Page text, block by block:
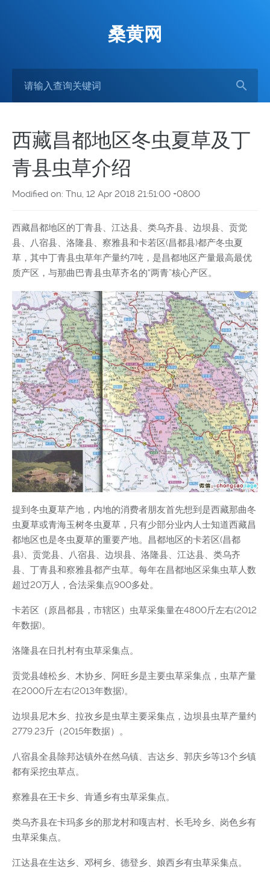
桑黄网
西藏昌都地区冬虫夏草及丁
青县虫草介绍
Modified on: Thu, 12 Apr 2018 21:51:00 +0800
西藏昌都地区的丁青县、江达县、类乌齐县、边坝县、贡觉
县、八宿县、洛隆县、察雅县和卡若区(昌都县)都产冬虫夏
草，其中丁青县虫草年产量约7吨，是昌都地区产量最高最优
质产区，与那曲巴青县虫草齐名的“两青”核心产区。
提到冬虫夏草产地，内地的消费者朋友首先想到是西藏那曲冬
虫夏草或青海玉树冬虫夏草，只有少部分业内人士知道西藏昌
都地区也是冬虫夏草的重要产地。昌都地区的卡若区(昌都
县)、贡觉县、八宿县、边坝县、洛隆县、江达县、类乌齐
县、丁青县和察雅县都产虫草。每年在昌都地区采集虫草人数
超过20万人，合法采集点900多处。
卡若区（原昌都县，市辖区）虫草采集量在4800斤左右(2012
年数据)。
洛隆县在日扎村有虫草采集点。
贡觉县雄松乡、木协乡、阿旺乡是主要虫草采集点，虫草产量
在2000斤左右(2013年数据)。
边坝县尼木乡、拉孜乡是虫草主要采集点，边坝县虫草产量约
2779.23斤（2015年数据）。
八宿县全县除邦达镇外在然乌镇、吉达乡、郭庆乡等13个乡镇
都有采挖虫草点。
察雅县在王卡乡、肯通乡有虫草采集点。
类乌齐县在卡玛多乡的那龙村和嘎吉村、长毛玲乡、岗色乡有
虫草采集点。
江达县在生达乡、邓柯乡、德登乡、娘西乡有虫草采集点。